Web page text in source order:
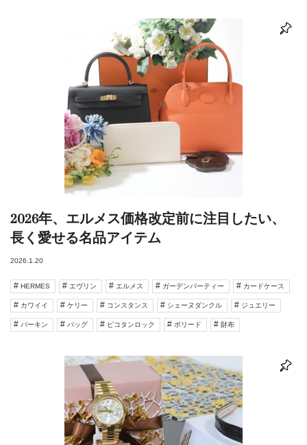
2026年、エルメス価格改定前に注目したい、
長く愛せる名品アイテム
2026.1.20
HERMES エヴリン エルメス ガーデンパーティー カードケース
カワイイ ケリー コンスタンス シェーヌダンクル ジュエリー
バーキン バッグ ピコタンロック ボリード 財布